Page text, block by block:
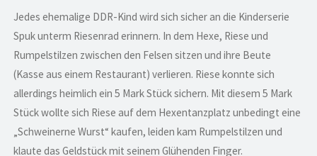
Jedes ehemalige DDR-Kind wird sich sicher an die Kinderserie
Spuk unterm Riesenrad erinnern. In dem Hexe, Riese und
Rumpelstilzen zwischen den Felsen sitzen und ihre Beute
(Kasse aus einem Restaurant) verlieren. Riese konnte sich
allerdings heimlich ein 5 Mark Stück sichern. Mit diesem 5 Mark
Stück wollte sich Riese auf dem Hexentanzplatz unbedingt eine
„Schweinerne Wurst“ kaufen, leiden kam Rumpelstilzen und
klaute das Geldstück mit seinem Glühenden Finger.